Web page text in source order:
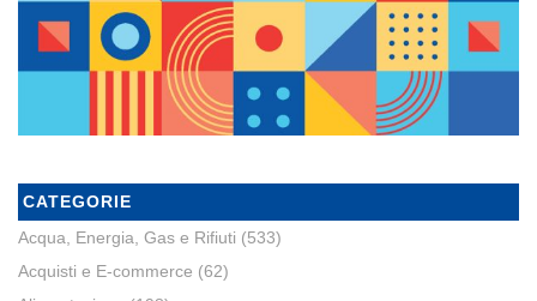
CATEGORIE
Acqua, Energia, Gas e Rifiuti (533)
Acquisti e E-commerce (62)